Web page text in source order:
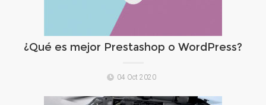
¿Qué es mejor Prestashop o WordPress?
04 Oct 2020